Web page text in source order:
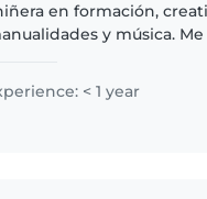
en formación,
y música.
cómoda..
< 1 year